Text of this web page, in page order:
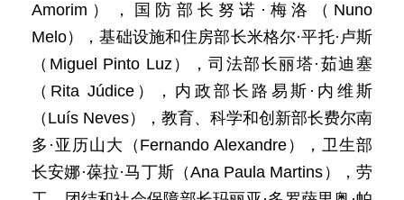
Amorim），国防部长努诺·梅洛（Nuno
Melo），基础设施和住房部长米格尔·平托·卢斯
（Miguel Pinto Luz），司法部长丽塔·茹迪塞
（Rita Júdice），内政部长路易斯·内维斯
（Luís Neves），教育、科学和创新部长费尔南
多·亚历山大（Fernando Alexandre），卫生部
长安娜·葆拉·马丁斯（Ana Paula Martins），劳